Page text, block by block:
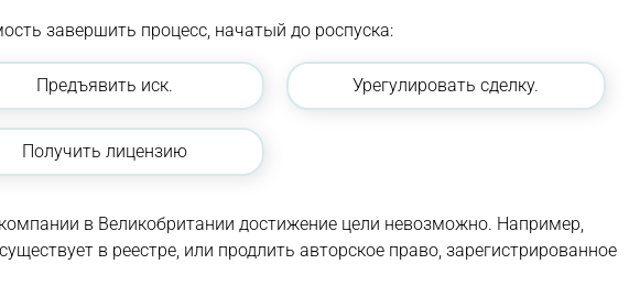
завершить процесс, начатый до роспуска:
Предъявить иск. Урегулировать сделку.
Получить лицензию
в Великобритании достижение цели невозможно. Например,
в реестре, или продлить авторское право, зарегистрированное